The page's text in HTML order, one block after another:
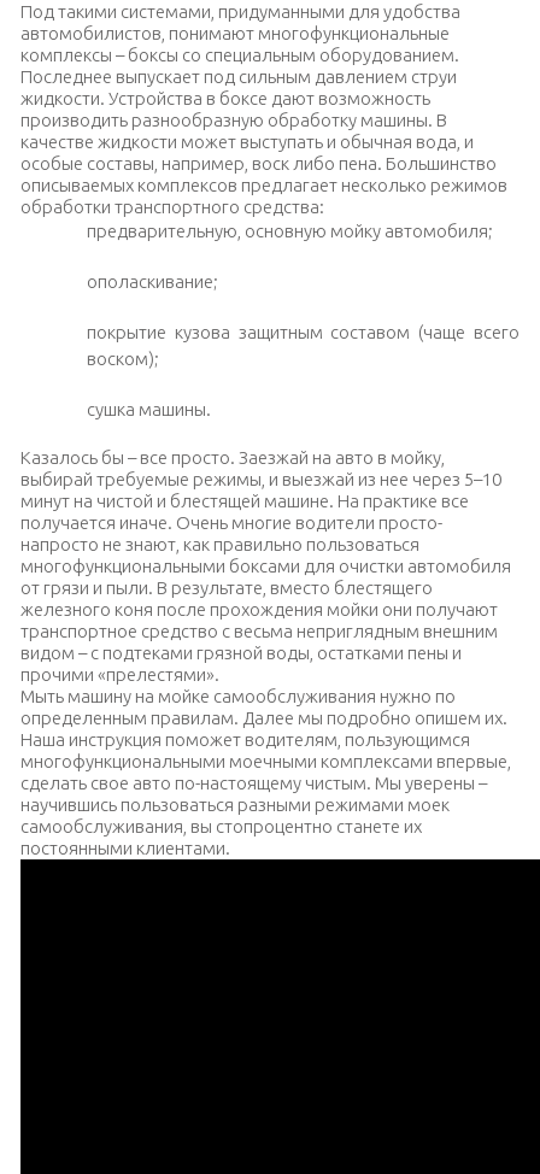
Под такими системами, придуманными для удобства
автомобилистов, понимают многофункциональные
комплексы – боксы со специальным оборудованием.
Последнее выпускает под сильным давлением струи
жидкости. Устройства в боксе дают возможность
производить разнообразную обработку машины. В
качестве жидкости может выступать и обычная вода, и
особые составы, например, воск либо пена. Большинство
описываемых комплексов предлагает несколько режимов
обработки транспортного средства:
предварительную, основную мойку автомобиля;
ополаскивание;
покрытие кузова защитным составом (чаще всего
воском);
сушка машины.
Казалось бы – все просто. Заезжай на авто в мойку,
выбирай требуемые режимы, и выезжай из нее через 5–10
минут на чистой и блестящей машине. На практике все
получается иначе. Очень многие водители просто-
напросто не знают, как правильно пользоваться
многофункциональными боксами для очистки автомобиля
от грязи и пыли. В результате, вместо блестящего
железного коня после прохождения мойки они получают
транспортное средство с весьма неприглядным внешним
видом – с подтеками грязной воды, остатками пены и
прочими «прелестями».
Мыть машину на мойке самообслуживания нужно по
определенным правилам. Далее мы подробно опишем их.
Наша инструкция поможет водителям, пользующимся
многофункциональными моечными комплексами впервые,
сделать свое авто по-настоящему чистым. Мы уверены –
научившись пользоваться разными режимами моек
самообслуживания, вы стопроцентно станете их
постоянными клиентами.